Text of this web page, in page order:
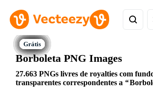
Borboleta PNG Images
27.663 PNGs livres de royalties com
transparentes correspondentes a